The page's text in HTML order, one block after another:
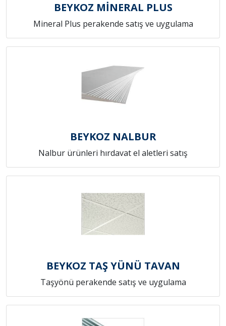
BEYKOZ MİNERAL PLUS
Mineral Plus perakende satış ve uygulama
BEYKOZ NALBUR
Nalbur ürünleri hırdavat el aletleri satış
BEYKOZ TAŞ YÜNÜ TAVAN
Taşyönü perakende satış ve uygulama